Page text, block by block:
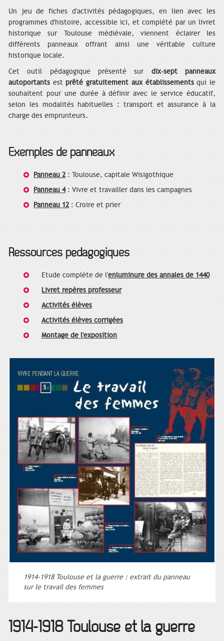
Un jeu de fiches d'activités pédagogiques, en lien avec les
programmes d'histoire, accessible ici, et complété par un livret
historique sur Toulouse médiévale, viennent éclairer les
différents panneaux offrant ainsi une véritable culture
historique locale.
Cet outil pédagogique présenté sur dix-sept panneaux
autoportants est prêté gratuitement aux établissementsqui le
souhaitent pour une durée à définir avec le service éducatif,
selon les modalités habituelles : transport et assurance à la
charge des emprunteurs.
Exemples de panneaux
Panneau 2: Toulouse, capitale Wisigothique
Panneau 4: Vivre et travailler dans les campagnes
Panneau 12: Croire et prier
Ressources pédagogiques
Etude complète de l'enluminure des annales de 1440
Livret repères professeur
Activités élèves
Activités élèves corrigées
Montage de l'exposition
1914-1918 Toulouse et la guerre : extrait du panneau
sur le travail des femmes
1914-1918 Toulouse et la guerre